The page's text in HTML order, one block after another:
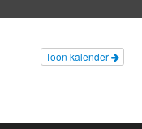
Toon kalender